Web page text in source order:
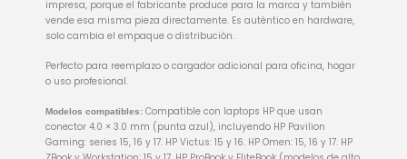
impresa, porque el fabricante produce para la marca y también
vende esa misma pieza directamente. Es auténtico en hardware,
solo cambia el empaque o distribución.
Perfecto para reemplazo o cargador adicional para oficina, hogar
o uso profesional.
Modelos compatibles: Compatible con laptops HP que usan
conector 4.0 × 3.0 mm (punta azul), incluyendo HP Pavilion
Gaming: series 15, 16 y 17. HP Victus: 15 y 16. HP Omen: 15, 16 y 17. HP